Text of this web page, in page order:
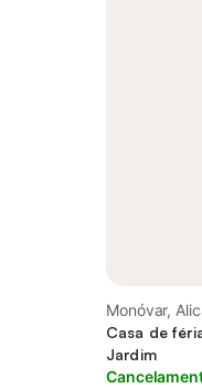
Monóvar,
Casa de
Jardim